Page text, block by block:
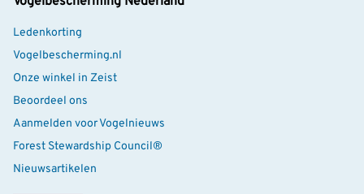
Ledenkorting
Vogelbescherming.nl
Onze winkel in Zeist
Beoordeel ons
Aanmelden voor Vogelnieuws
Forest Stewardship Council®
Nieuwsartikelen